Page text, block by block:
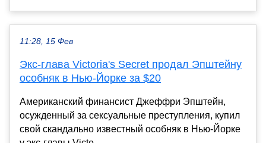
11:28, 15 Фев
Экс-глава Victoria's Secret продал Эпштейну
особняк в Нью-Йорке за $20
Американский финансист Джеффри Эпштейн,
осужденный за сексуальные преступления, купил
свой скандально известный особняк в Нью-Йорке